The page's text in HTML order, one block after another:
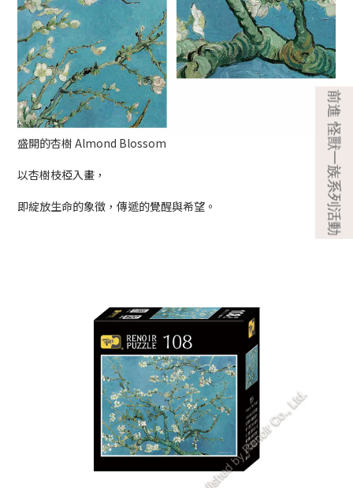
盛開的杏樹 Almond Blossom
以杏樹枝椏入畫，
即綻放生命的象徵，傳遞的覺醒與希望。